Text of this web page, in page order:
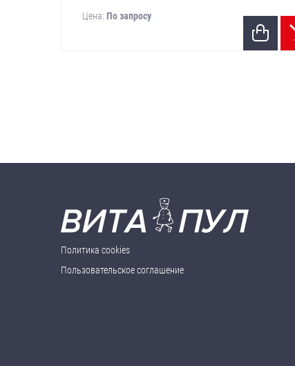
Цена: По запросу
Политика cookies
Пользовательское соглашение